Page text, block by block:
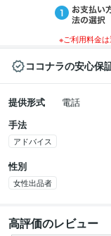
※ご利用料金
ココナラの安心保
提供形式
電話
手法
アドバイス
性別
女性出品者
高評価のレビュー